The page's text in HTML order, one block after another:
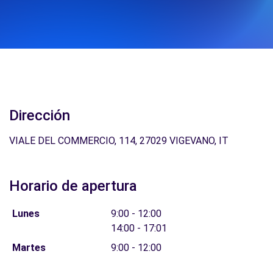
Dirección
VIALE DEL COMMERCIO, 114, 27029 VIGEVANO, IT
Horario de apertura
Lunes
9:00 - 12:00
14:00 - 17:01
Martes
9:00 - 12:00